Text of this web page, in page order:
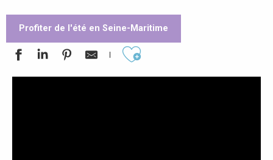
Profiter de l'été en Seine-Maritime
Ajouter aux favoris